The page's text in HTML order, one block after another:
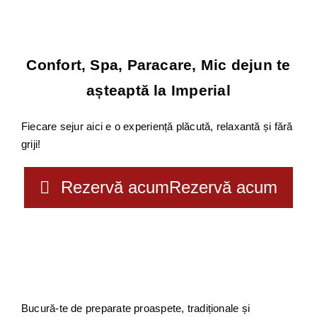
Confort, Spa, Paracare, Mic dejun te
așteaptă la Imperial
Fiecare sejur aici e o experiență plăcută, relaxantă și fără
griji!
Rezervă acumRezervă acum
Bucură-te de preparate proaspete, tradiționale și